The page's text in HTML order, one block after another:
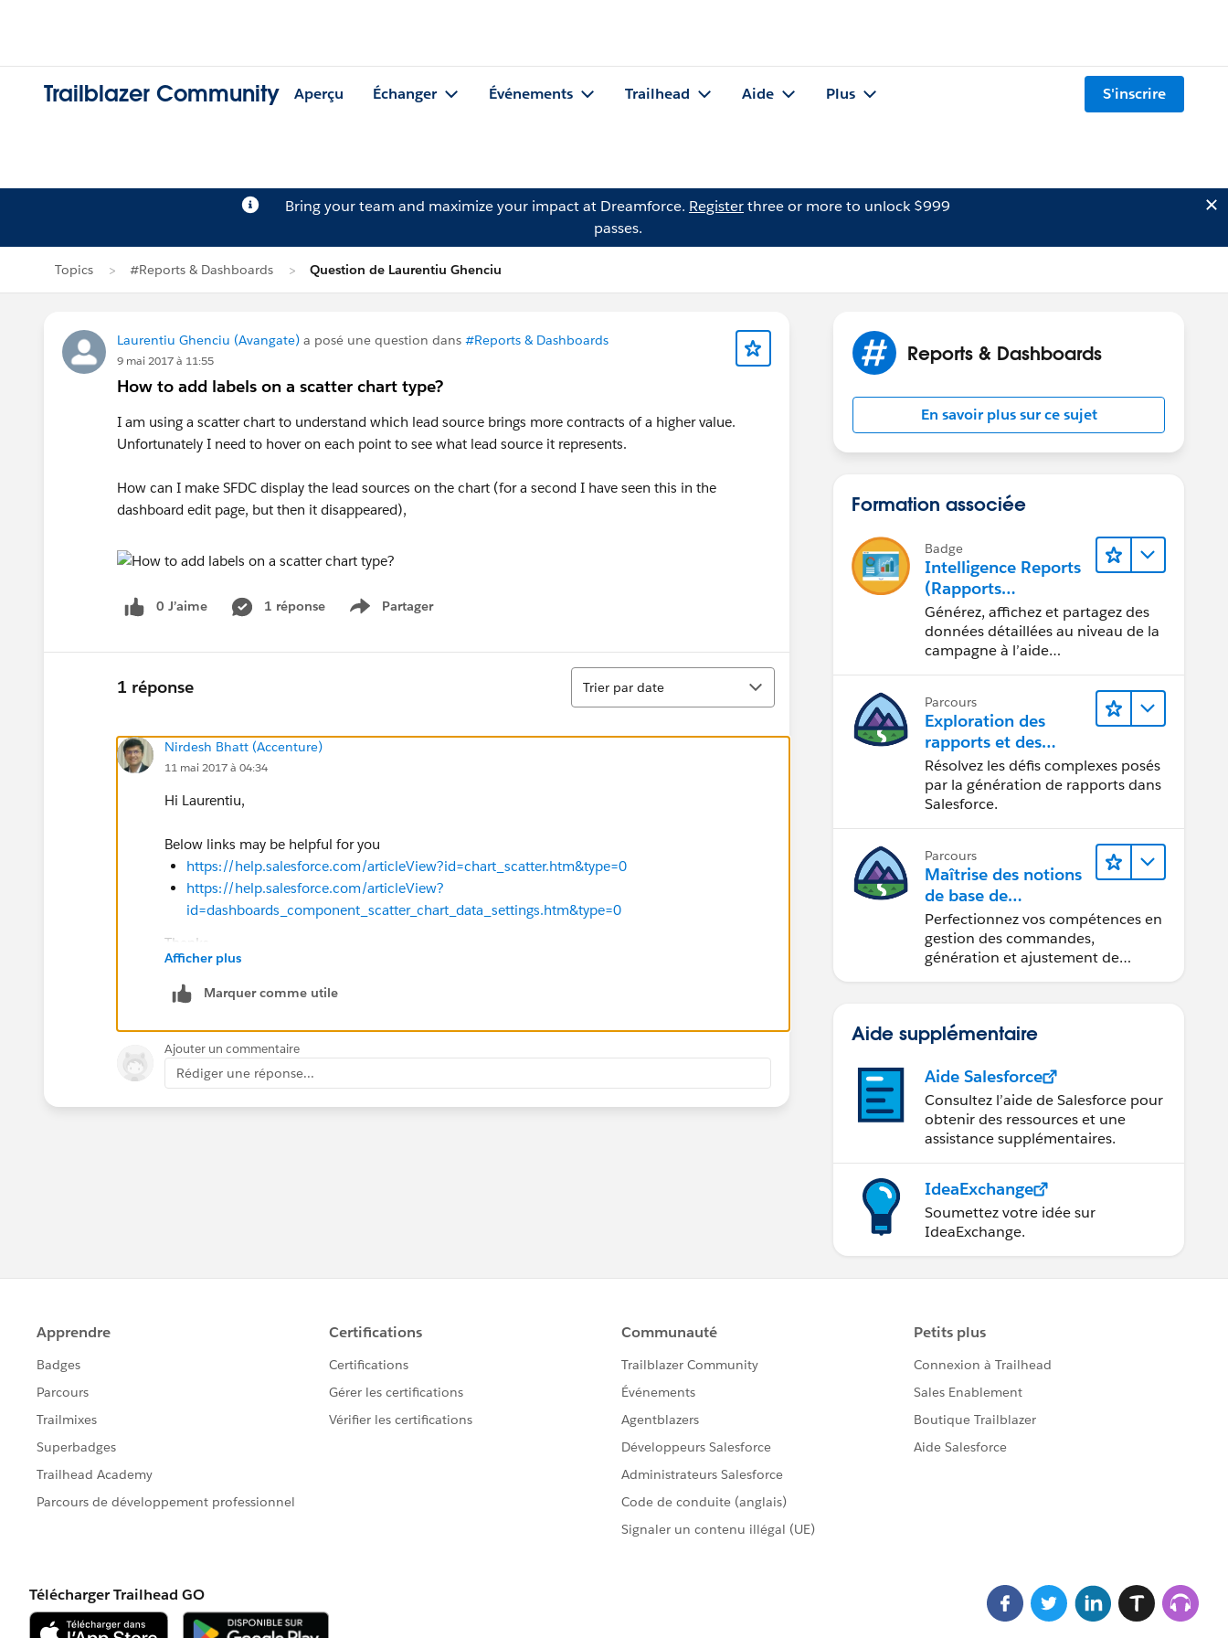
Trailblazer Community Aperçu Échanger Événements Trailhead Aide Plus S'inscrire
Bring your team and maximize your impact at Dreamforce. Registerthree or more to unlock $999
passes.
Topics #Reports & Dashboards Question de Laurentiu Ghenciu
Laurentiu Ghenciu (Avangate) a posé une question dans #Reports & Dashboards
9 mai 2017 à 11:55
How to add labels on a scatter chart type?
I am using a scatter chart to understand which lead source brings more contracts of a higher value.
Unfortunately I need to hover on each point to see what lead source it represents.
How can I make SFDC display the lead sources on the chart (for a second I have seen this in the
dashboard edit page, but then it disappeared),
0 J’aime 1 réponse Partager
Show menu
1 réponse
Tri
Trier par date
Nirdesh Bhatt (Accenture)
11 mai 2017 à 04:34
Hi Laurentiu,
Below links may be helpful for you
https://help.salesforce.com/articleView?id=chart_scatter.htm&type=0
https://help.salesforce.com/articleView?
id=dashboards_component_scatter_chart_data_settings.htm&type=0
Thanks,
Nirdesh.
Afficher plus
Marquer comme utile
Ajouter un commentaire
Rédiger une réponse...
Reports & Dashboards
En savoir plus sur ce sujet
Formation associée
Badge
Intelligence Reports
(Rapports
Intelligence) pour
Engagement
Générez, affichez et partagez des
données détaillées au niveau de la
campagne à l’aide
Parcours
Exploration des
rapports et des
tableaux de bord
Lightning Experience
Résolvez les défis complexes posés
par la génération de rapports dans
Salesforce.
Parcours
Maîtrise des notions
de base de
l’administration de
Salesforce Billing
Perfectionnez vos compétences en
gestion des commandes,
génération et ajustement de
Aide supplémentaire
Aide Salesforce
Consultez l’aide de Salesforce pour
obtenir des ressources et une
assistance supplémentaires.
IdeaExchange
Soumettez votre idée sur
IdeaExchange.